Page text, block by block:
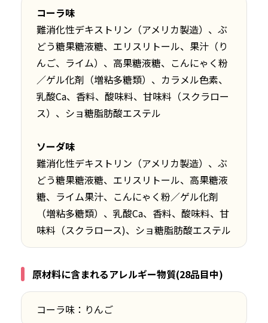
コーラ味
難消化性デキストリン（アメリカ製造）、ぶ
どう糖果糖液糖、エリスリトール、果汁（り
んご、ライム）、高果糖液糖、こんにゃく粉
／ゲル化剤（増粘多糖類）、カラメル色素、
乳酸Ca、香料、酸味料、甘味料（スクラロー
ス）、ショ糖脂肪酸エステル
ソーダ味
難消化性デキストリン（アメリカ製造）、ぶ
どう糖果糖液糖、エリスリトール、高果糖液
糖、ライム果汁、こんにゃく粉／ゲル化剤
（増粘多糖類）、乳酸Ca、香料、酸味料、甘
味料（スクラロース)、ショ糖脂肪酸エステル
原材料に含まれるアレルギー物質(28品目中)
コーラ味：りんご